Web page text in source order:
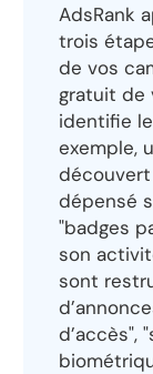
AdsRank
trois
de vos
gratuit de
identifie
exemple,
dépensé
"badges
son
sont
d’accès",